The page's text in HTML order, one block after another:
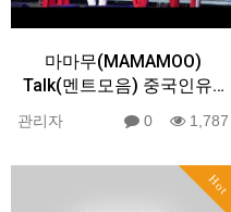
마마무(MAMAMOO)
Talk(멘트모음) 중국인유…
관리자 0 1,787
Hot